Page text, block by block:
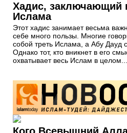
Хадис, заключающий
Ислама
Этот хадис занимает весьма
себе много пользы. Многие
собой треть Ислама, а Абу Дауд
Однако тот, кто вникнет в его
охватывает весь Ислам в целом...